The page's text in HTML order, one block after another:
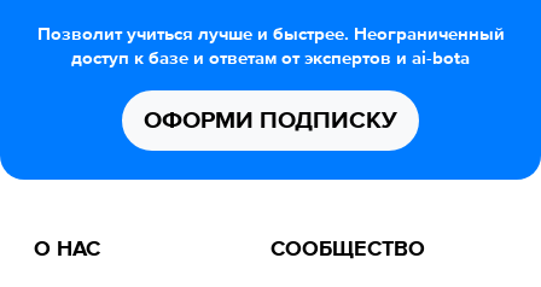
Позволит учиться лучше и быстрее. Неограниченный
доступ к базе и ответам от экспертов и ai-bota
ОФОРМИ ПОДПИСКУ
О НАС СООБЩЕСТВО